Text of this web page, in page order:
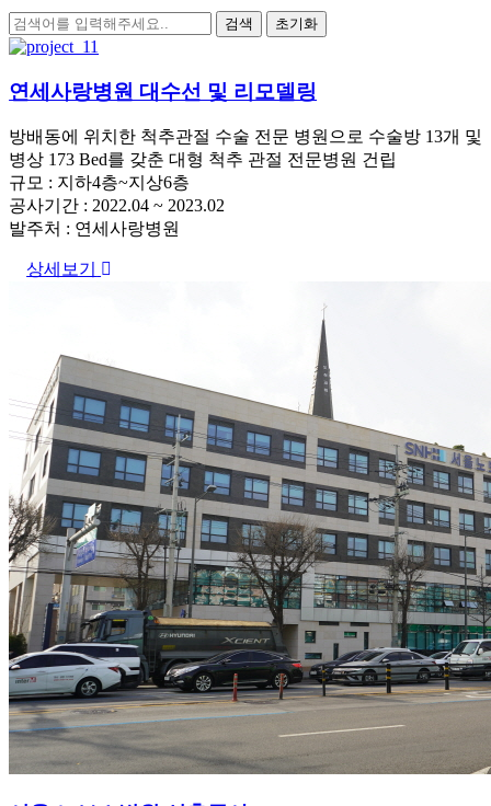
연세사랑병원 대수선 및 리모델링
방배동에 위치한 척추관절 수술 전문 병원으로 수술방 13개 및
병상 173 Bed를 갖춘 대형 척추 관절 전문병원 건립
규모 : 지하4층~지상6층
공사기간 : 2022.04 ~ 2023.02
발주처 : 연세사랑병원
상세보기